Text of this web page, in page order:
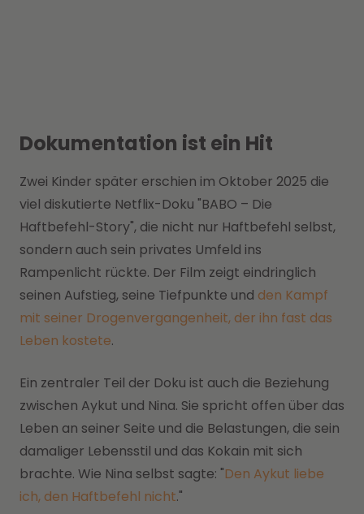
Dokumentation ist ein Hit
Zwei Kinder später erschien im Oktober 2025 die
viel diskutierte Netflix-Doku "BABO – Die
Haftbefehl-Story", die nicht nur Haftbefehl selbst,
sondern auch sein privates Umfeld ins
Rampenlicht rückte. Der Film zeigt eindringlich
seinen Aufstieg, seine Tiefpunkte und den Kampf
mit seiner Drogenvergangenheit, der ihn fast das
Leben kostete.
Ein zentraler Teil der Doku ist auch die Beziehung
zwischen Aykut und Nina. Sie spricht offen über das
Leben an seiner Seite und die Belastungen, die sein
damaliger Lebensstil und das Kokain mit sich
brachte. Wie Nina selbst sagte: "Den Aykut liebe
ich, den Haftbefehl nicht."